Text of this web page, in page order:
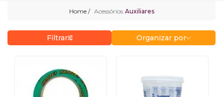
Acessórios Auxiliares
Organizar por
Filtrar